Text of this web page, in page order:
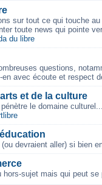
sur tout ce qui touche
toute news qui pointe
du libre
questions,
avec écoute et respect
et de la culture
le domaine culturel...
devraient aller) si bien
hors-sujet mais qui peut se